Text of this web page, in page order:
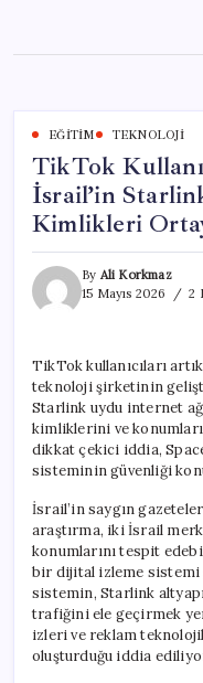
content
EĞITIM TEKNOLOJI
TikTok
İsrail’in
Kimlikleri
By Ali Korkmaz
15 Mayıs 2026
2
TikTok kullanıcıları
teknoloji şirketinin
Starlink uydu internet
kimliklerini ve
dikkat çekici iddia,
sisteminin güvenliği
İsrail’in saygın
araştırma, iki İsrail
konumlarını tespit
bir dijital izleme
sistemin, Starlink
trafiğini ele geçirmek
izleri ve reklam
oluşturduğu iddia